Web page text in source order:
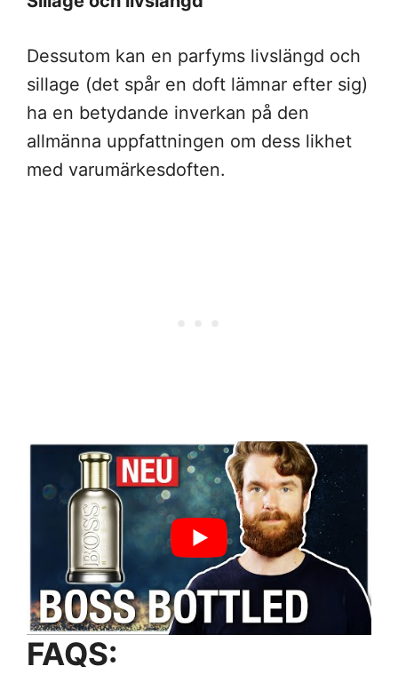
Dessutom kan en parfyms livslängd och
sillage (det spår en doft lämnar efter sig)
ha en betydande inverkan på den
allmänna uppfattningen om dess likhet
med varumärkesdoften.
FAQS: